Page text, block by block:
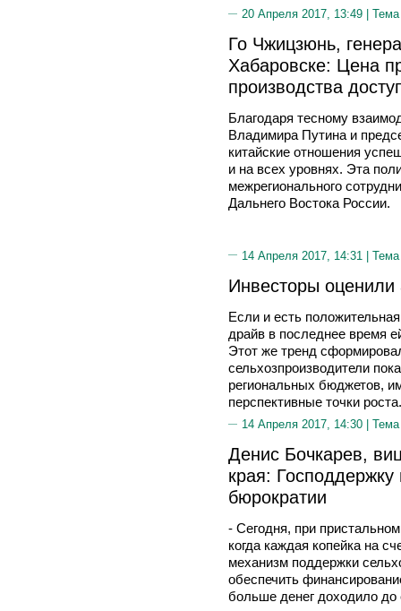
20 Апреля 2017, 13:49 |
Го Чжицзюнь,
Хабаровске: Цена
производства
Благодаря тесному
Владимира Путина и
китайские отношения
и на всех уровнях. Эта
межрегионального
Дальнего Востока России.
14 Апреля 2017, 14:31 |
Инвесторы оценили
Если и есть
драйв в последнее время
Этот же тренд
сельхозпроизводители
региональных бюджетов,
перспективные точки роста.
14 Апреля 2017, 14:30 |
Денис Бочкарев,
края:
бюрократии
- Сегодня, при
когда каждая копейка на
механизм поддержки
обеспечить
больше денег доходило до